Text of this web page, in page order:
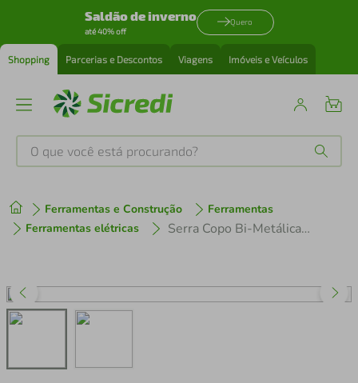
Saldão de inverno
até 40% off
Quero
Shopping Parcerias e Descontos Viagens Imóveis e Veículos
O que você está procurando?
Ferramentas e Construção
Ferramentas
Ferramentas elétricas
Serra Copo Bi-Metálica Tramontina 48 mm 1.7/8" Master Dentes de Aço Rápido HSS
1º tenis
3º perfume